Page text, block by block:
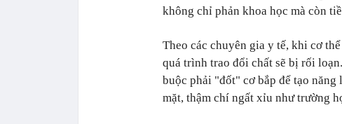
không chỉ phản khoa học mà còn
Theo các chuyên gia y tế, khi cơ
quá trình trao đổi chất sẽ bị rối
buộc phải "đốt" cơ bắp để tạo
mặt, thậm chí ngất xỉu như trường